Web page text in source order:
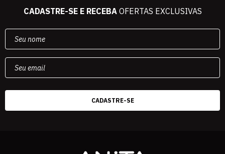
CADASTRE-SE E RECEBAOFERTAS EXCLUSIVAS